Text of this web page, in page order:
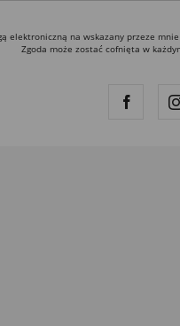
elektroniczną na wskazany przeze
Zgoda może zostać cofnięta w